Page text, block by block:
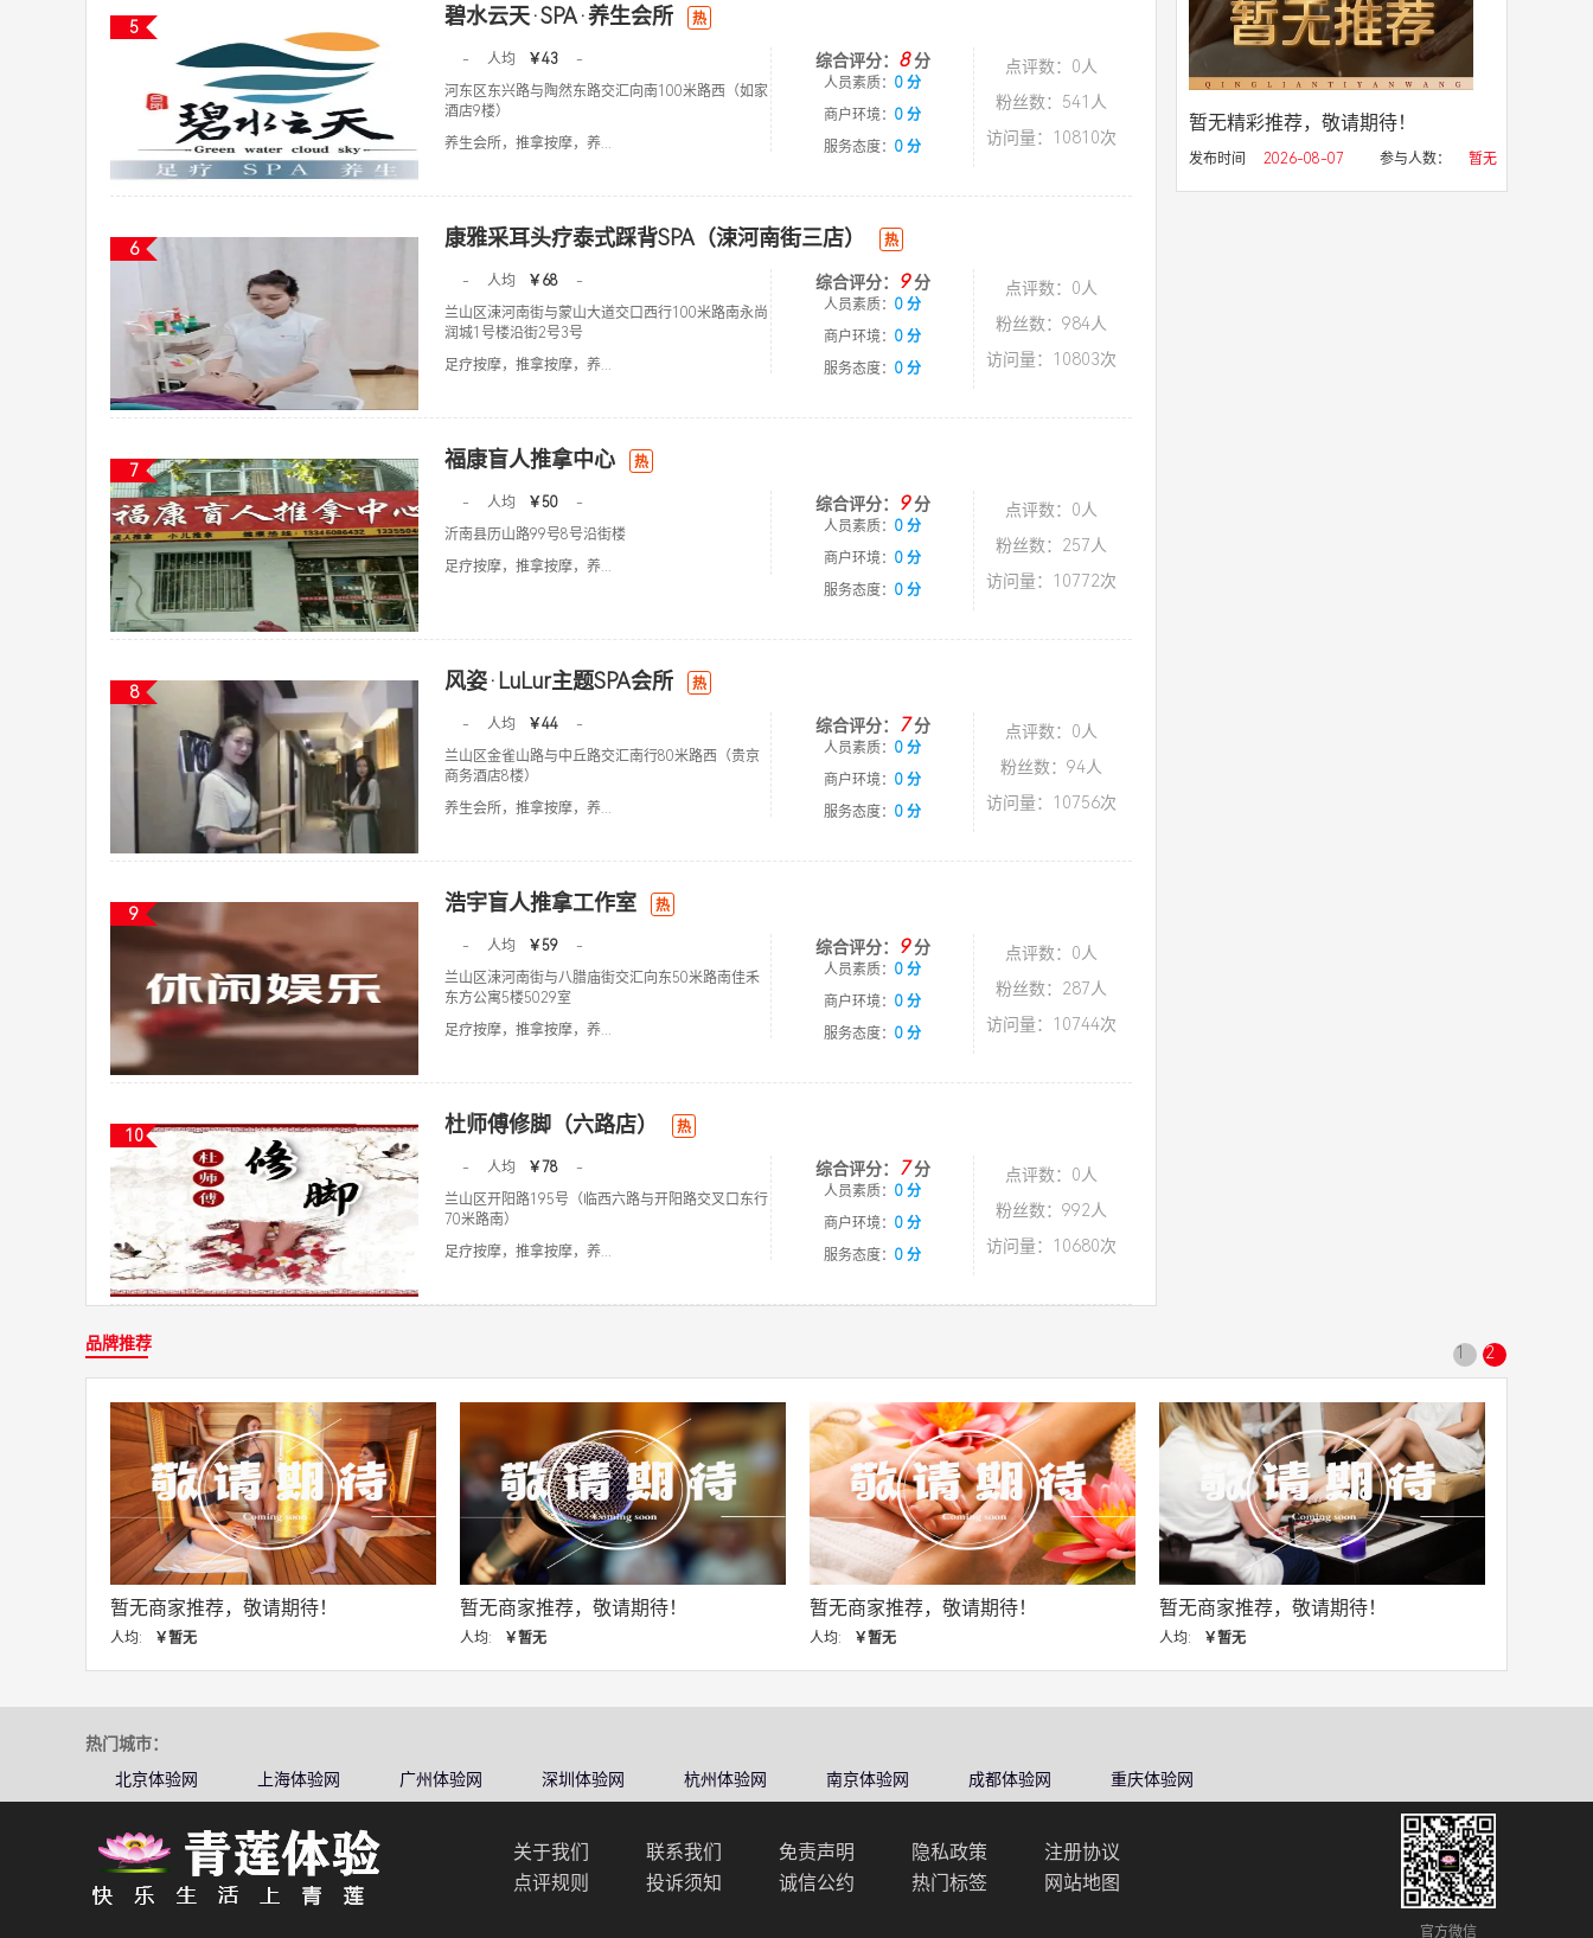
5 碧水云天·SPA·养生会所 热
- 人均 ￥43
-
河东区东兴路与陶然东路交汇向南100米路西（如家
酒店9楼）
养生会所，推拿按摩，养...
综合评分： 8分
人员素质： 0 分
商户环境： 0 分
服务态度： 0 分
点评数：0人
粉丝数：541人
访问量：10810次
6 康雅采耳头疗泰式踩背SPA（涑河南街三店） 热
- 人均 ￥68
-
兰山区涑河南街与蒙山大道交口西行100米路南永尚
润城1号楼沿街2号3号
足疗按摩，推拿按摩，养...
综合评分： 9分
人员素质： 0 分
商户环境： 0 分
服务态度： 0 分
点评数：0人
粉丝数：984人
访问量：10803次
7 福康盲人推拿中心 热
- 人均 ￥50
-
沂南县历山路99号8号沿街楼
足疗按摩，推拿按摩，养...
综合评分： 9分
人员素质： 0 分
商户环境： 0 分
服务态度： 0 分
点评数：0人
粉丝数：257人
访问量：10772次
8 风姿·LuLur主题SPA会所 热
- 人均 ￥44
-
兰山区金雀山路与中丘路交汇南行80米路西（贵京
商务酒店8楼）
养生会所，推拿按摩，养...
综合评分： 7分
人员素质： 0 分
商户环境： 0 分
服务态度： 0 分
点评数：0人
粉丝数：94人
访问量：10756次
9 浩宇盲人推拿工作室 热
- 人均 ￥59
-
兰山区涑河南街与八腊庙街交汇向东50米路南佳禾
东方公寓5楼5029室
足疗按摩，推拿按摩，养...
综合评分： 9分
人员素质： 0 分
商户环境： 0 分
服务态度： 0 分
点评数：0人
粉丝数：287人
访问量：10744次
10 杜师傅修脚（六路店） 热
- 人均 ￥78
-
兰山区开阳路195号（临西六路与开阳路交叉口东行
70米路南）
足疗按摩，推拿按摩，养...
综合评分： 7分
人员素质： 0 分
商户环境： 0 分
服务态度： 0 分
点评数：0人
粉丝数：992人
访问量：10680次
暂无精彩推荐，敬请期待！
发布时间 2026-08-07 参与人数： 暂无
品牌推荐 1 2
暂无商家推荐，敬请期待！
人均:
暂无商家推荐，敬请期待！
人均:
暂无商家推荐，敬请期待！
人均:
暂无商家推荐，敬请期待！
人均:
热门城市：
北京体验网
上海体验网 广州体验网 深圳体验网 杭州体验网 南京体验网 成都体验网 重庆体验网
关于我们 联系我们 免责声明 隐私政策
注册协议
点评规则
投诉须知 诚信公约 热门标签 网站地图
官方微信